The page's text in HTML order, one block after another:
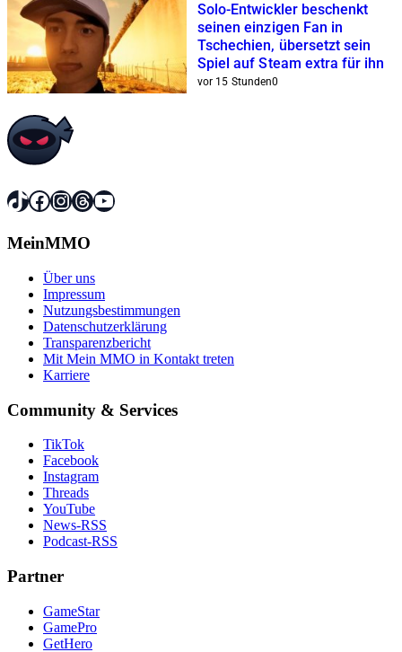
Solo-Entwickler beschenkt
seinen einzigen Fan in
Tschechien, übersetzt sein
Spiel auf Steam extra für ihn
vor 15 Stunden0
TikTok
Facebook
Instagram
Threads
YouTube
MeinMMO
Über uns
Impressum
Nutzungsbestimmungen
Datenschutzerklärung
Transparenzbericht
Mit Mein MMO in Kontakt treten
Karriere
Community & Services
TikTok
Facebook
Instagram
Threads
YouTube
News-RSS
Podcast-RSS
Partner
GameStar
GamePro
GetHero